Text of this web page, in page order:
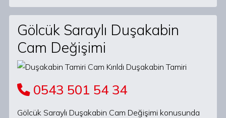
Gölcük Saraylı Duşakabin
Cam Değişimi
0543 501 54 34
Gölcük Saraylı Duşakabin Cam Değişimi konusunda